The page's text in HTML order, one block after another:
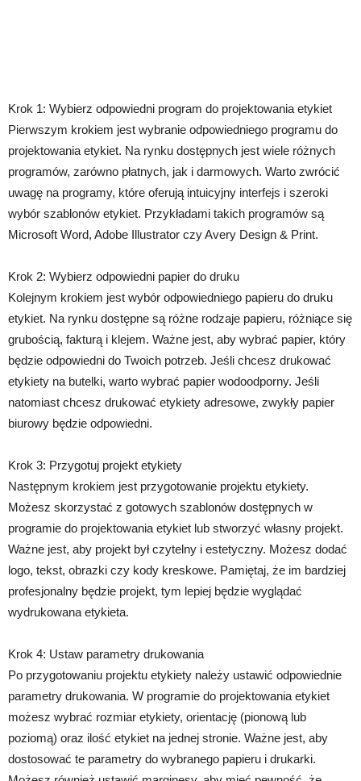
Krok 1: Wybierz odpowiedni program do projektowania etykiet
Pierwszym krokiem jest wybranie odpowiedniego programu do
projektowania etykiet. Na rynku dostępnych jest wiele różnych
programów, zarówno płatnych, jak i darmowych. Warto zwrócić
uwagę na programy, które oferują intuicyjny interfejs i szeroki
wybór szablonów etykiet. Przykładami takich programów są
Microsoft Word, Adobe Illustrator czy Avery Design & Print.
Krok 2: Wybierz odpowiedni papier do druku
Kolejnym krokiem jest wybór odpowiedniego papieru do druku
etykiet. Na rynku dostępne są różne rodzaje papieru, różniące się
grubością, fakturą i klejem. Ważne jest, aby wybrać papier, który
będzie odpowiedni do Twoich potrzeb. Jeśli chcesz drukować
etykiety na butelki, warto wybrać papier wodoodporny. Jeśli
natomiast chcesz drukować etykiety adresowe, zwykły papier
biurowy będzie odpowiedni.
Krok 3: Przygotuj projekt etykiety
Następnym krokiem jest przygotowanie projektu etykiety.
Możesz skorzystać z gotowych szablonów dostępnych w
programie do projektowania etykiet lub stworzyć własny projekt.
Ważne jest, aby projekt był czytelny i estetyczny. Możesz dodać
logo, tekst, obrazki czy kody kreskowe. Pamiętaj, że im bardziej
profesjonalny będzie projekt, tym lepiej będzie wyglądać
wydrukowana etykieta.
Krok 4: Ustaw parametry drukowania
Po przygotowaniu projektu etykiety należy ustawić odpowiednie
parametry drukowania. W programie do projektowania etykiet
możesz wybrać rozmiar etykiety, orientację (pionową lub
poziomą) oraz ilość etykiet na jednej stronie. Ważne jest, aby
dostosować te parametry do wybranego papieru i drukarki.